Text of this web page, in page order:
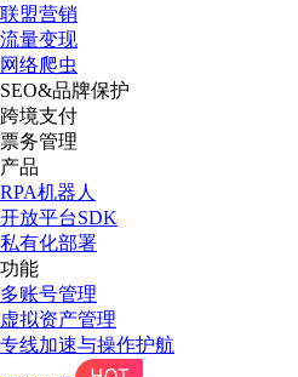
联盟营销
流量变现
网络爬虫
SEO&品牌保护
跨境支付
票务管理
产品
RPA机器人
开放平台SDK
私有化部署
功能
多账号管理
虚拟资产管理
专线加速与操作护航